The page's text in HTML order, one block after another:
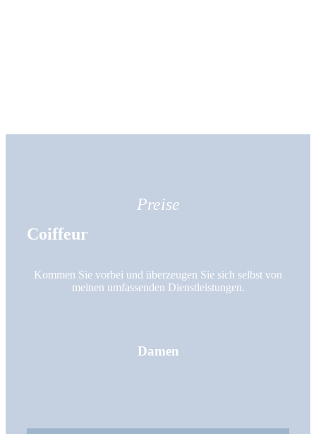
Preise
Coiffeur
Kommen Sie vorbei und überzeugen Sie sich selbst von
meinen umfassenden Dienstleistungen.
Damen